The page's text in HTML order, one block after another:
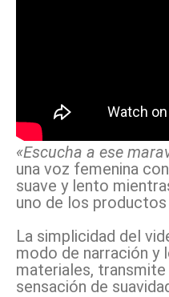
«Escucha a ese
una voz femenina
suave y lento
uno de los
La simplicidad del
modo de narración y
materiales,
sensación de